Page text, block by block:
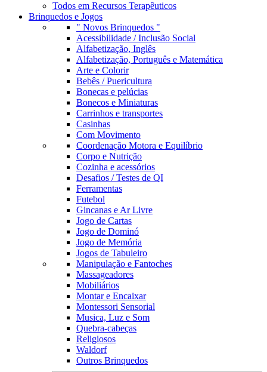
Todos em Recursos Terapêuticos
Brinquedos e Jogos
" Novos Brinquedos "
Acessibilidade / Inclusão Social
Alfabetização, Inglês
Alfabetização, Português e Matemática
Arte e Colorir
Bebês / Puericultura
Bonecas e pelúcias
Bonecos e Miniaturas
Carrinhos e transportes
Casinhas
Com Movimento
Coordenação Motora e Equilíbrio
Corpo e Nutrição
Cozinha e acessórios
Desafios / Testes de QI
Ferramentas
Futebol
Gincanas e Ar Livre
Jogo de Cartas
Jogo de Dominó
Jogo de Memória
Jogos de Tabuleiro
Manipulação e Fantoches
Massageadores
Mobiliários
Montar e Encaixar
Montessori Sensorial
Musica, Luz e Som
Quebra-cabeças
Religiosos
Waldorf
Outros Brinquedos